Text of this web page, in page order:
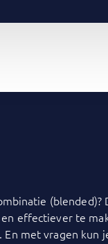
(blended)?
effectiever te
En met vragen kun